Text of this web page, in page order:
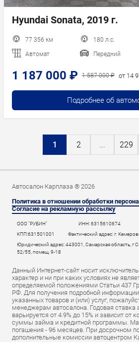
Hyundai Sonata, 2019 г.
77 356 км 180 л.с.
Автомат Передний
1 187 000 ₽ 1 587 000 ₽ от 14
Подробнее об
1 2 ... 229
Автосалон Карплаза ® 2026
Политика в отношении обработки
Согласие на рекламную рассылку
ООО "РУБИН" ИНН: 6315610674
КПП:631501001
Фактический адрес: г.
Юридический адрес: 443001, Самарская область, г
52/55, помещ. 9-18
Данный Интернет-сайт носит
характер и ни при каких условиях не
определяемой положениями Статьи 437
РФ. Для получения подробной
указанных товаров и (или) услуг,
менеджерам автосалона. Годовая ставка
варьируется от 4.9% до 15% и зависит от
суммы займа и кредитной программы.
погашения - 96 месяцев. При досрочном
дополнительные комиссии автоцентром